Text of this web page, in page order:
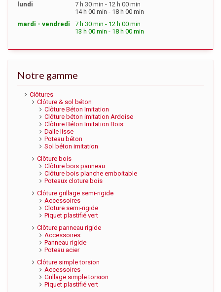
lundi
7 h 30 min - 12 h 00 min
14 h 00 min - 18 h 00 min
mardi - vendredi
7 h 30 min - 12 h 00 min
13 h 00 min - 18 h 00 min
Notre gamme
Clôtures
Clôture & sol béton
Clôture Béton Imitation
Clôture béton imitation Ardoise
Clôture Béton Imitation Bois
Dalle lisse
Poteau béton
Sol béton imitation
Clôture bois
Clôture bois panneau
Clôture bois planche emboitable
Poteaux cloture bois
Clôture grillage semi-rigide
Accessoires
Cloture semi-rigide
Piquet plastifié vert
Clôture panneau rigide
Accessoires
Panneau rigide
Poteau acier
Clôture simple torsion
Accessoires
Grillage simple torsion
Piquet plastifié vert